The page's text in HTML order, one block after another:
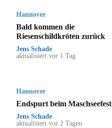
Hannover
Bald kommen die
Riesenschildkröten zurück
Jens Schade -
aktualisiert vor 1 Tag
Hannover
Endspurt beim Maschseefest
Jens Schade -
aktualisiert vor 2 Tagen